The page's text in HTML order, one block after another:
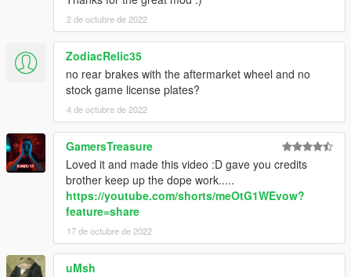
2 de octubre de 2022
ZodiacRelic35
no rear brakes with the aftermarket wheel and no
stock game license plates?
4 de octubre de 2022
GamersTreasure
Loved it and made this video :D gave you credits
brother keep up the dope work.....
https://youtube.com/shorts/meOtG1WEvow?
feature=share
17 de octubre de 2022
uMsh